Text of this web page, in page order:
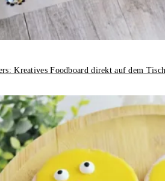
Kreatives Foodboard direkt auf dem